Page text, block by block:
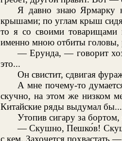
Я давно знаю Ярмарку
крышами; по углам крыш
то я со своими
именно мною отбиты головы,
— Ерунда, — говорит
это...
Он свистит, сдвигая
А мне почему-то
скучно, на этом же низком
Китайские ряды выдумал бы...
Утопив сигару за
— Скушно, Пешко́в!
с кем. Захочется похвастать